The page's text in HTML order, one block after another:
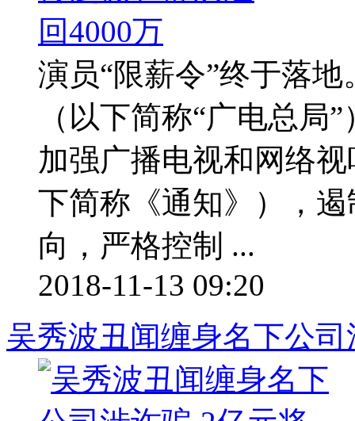
演员“限薪令”终于落
（以下简称“广电总局
加强广播电视和网络
下简称《通知》），
向，严格控制 ...
2018-11-13 09:20
吴秀波丑闻缠身名下公